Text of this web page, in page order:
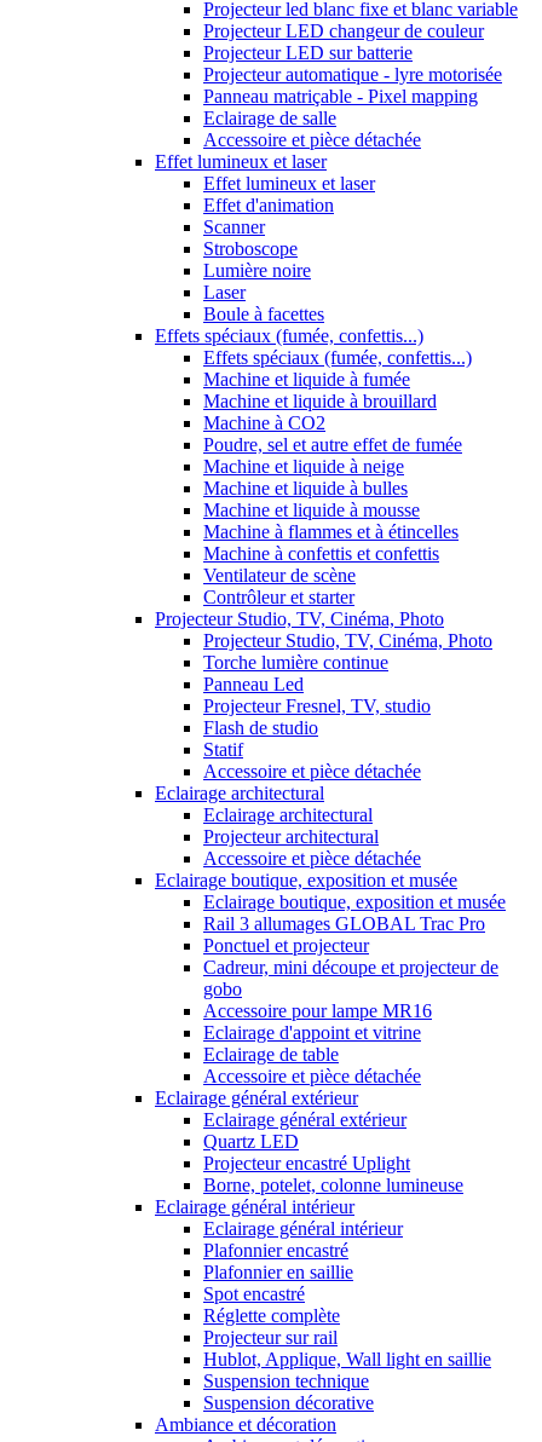
Projecteur led blanc fixe et blanc variable
Projecteur LED changeur de couleur
Projecteur LED sur batterie
Projecteur automatique - lyre motorisée
Panneau matriçable - Pixel mapping
Eclairage de salle
Accessoire et pièce détachée
Effet lumineux et laser
Effet lumineux et laser
Effet d'animation
Scanner
Stroboscope
Lumière noire
Laser
Boule à facettes
Effets spéciaux (fumée, confettis...)
Effets spéciaux (fumée, confettis...)
Machine et liquide à fumée
Machine et liquide à brouillard
Machine à CO2
Poudre, sel et autre effet de fumée
Machine et liquide à neige
Machine et liquide à bulles
Machine et liquide à mousse
Machine à flammes et à étincelles
Machine à confettis et confettis
Ventilateur de scène
Contrôleur et starter
Projecteur Studio, TV, Cinéma, Photo
Projecteur Studio, TV, Cinéma, Photo
Torche lumière continue
Panneau Led
Projecteur Fresnel, TV, studio
Flash de studio
Statif
Accessoire et pièce détachée
Eclairage architectural
Eclairage architectural
Projecteur architectural
Accessoire et pièce détachée
Eclairage boutique, exposition et musée
Eclairage boutique, exposition et musée
Rail 3 allumages GLOBAL Trac Pro
Ponctuel et projecteur
Cadreur, mini découpe et projecteur de
gobo
Accessoire pour lampe MR16
Eclairage d'appoint et vitrine
Eclairage de table
Accessoire et pièce détachée
Eclairage général extérieur
Eclairage général extérieur
Quartz LED
Projecteur encastré Uplight
Borne, potelet, colonne lumineuse
Eclairage général intérieur
Eclairage général intérieur
Plafonnier encastré
Plafonnier en saillie
Spot encastré
Réglette complète
Projecteur sur rail
Hublot, Applique, Wall light en saillie
Suspension technique
Suspension décorative
Ambiance et décoration